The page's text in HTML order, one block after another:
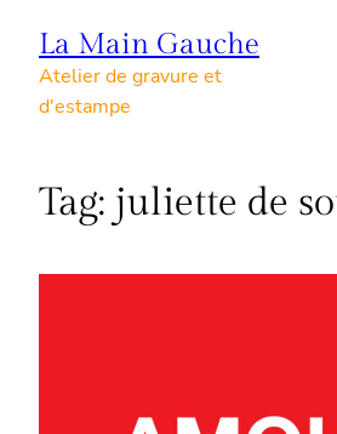
Skip
content
La Main Gauche
Atelier de gravure et
d'estampe
Tag: juliette de